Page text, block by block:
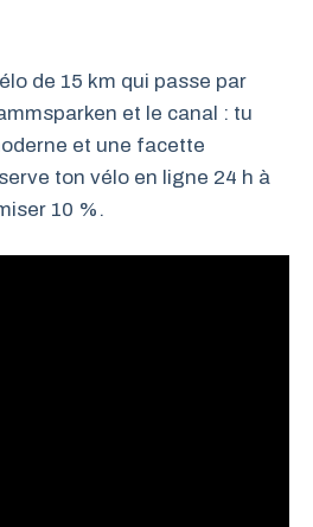
de 15 km qui passe par
et le canal : tu
et une facette
ton vélo en ligne 24 h à
10 %.